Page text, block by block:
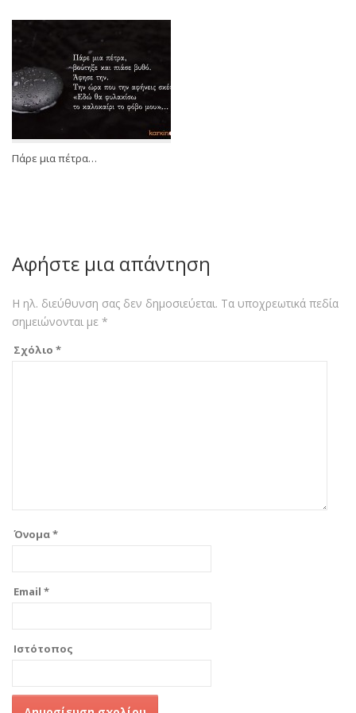
Πάρε μια πέτρα…
Αφήστε μια απάντηση
Η ηλ. διεύθυνση σας δεν δημοσιεύεται. Τα υποχρεωτικά πεδία
σημειώνονται με *
Σχόλιο *
Όνομα*
Email *
Ιστότοπος